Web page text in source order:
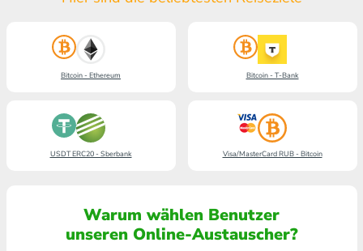
Bitcoin - Ethereum Bitcoin - T-Bank
USDT ERC20 - Sberbank Visa/MasterCard RUB - Bitcoin
Warum wählen Benutzer
unseren Online-Austauscher?